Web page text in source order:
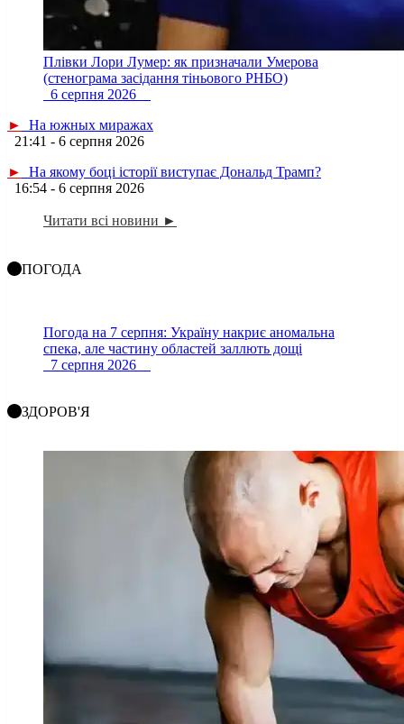
Плівки Лори Лумер: як призначали Умерова
(стенограма засідання тіньового РНБО)
6 серпня 2026
►
На южных миражах
21:41 - 6 серпня 2026
►
На якому боці історії виступає Дональд Трамп?
16:54 - 6 серпня 2026
Читати всі новини ►
ПОГОДА
Погода на 7 серпня: Україну накриє аномальна
спека, але частину областей заллють дощі
7 серпня 2026
ЗДОРОВ'Я